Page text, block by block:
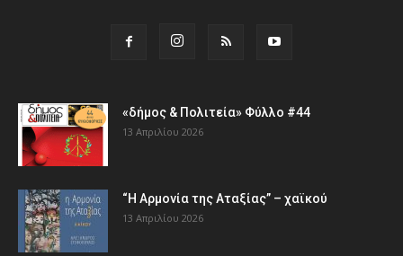
«δήμος & Πολιτεία» Φύλλο #44
13 Απριλίου 2026
“Η Αρμονία της Αταξίας” – χαϊκού
13 Απριλίου 2026